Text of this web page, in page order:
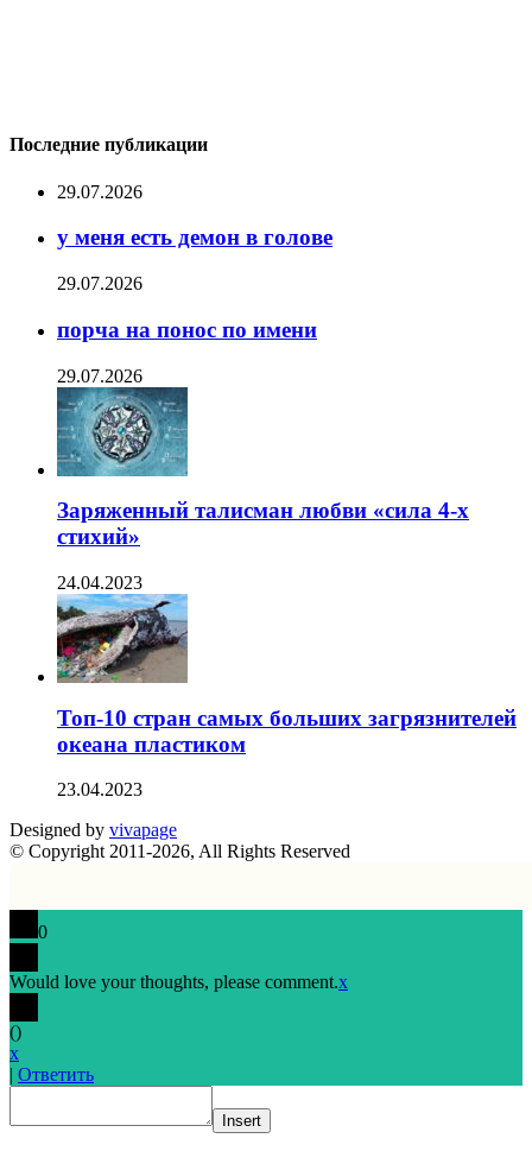
Последние публикации
29.07.2026
у меня есть демон в голове
29.07.2026
порча на понос по имени
29.07.2026
Заряженный талисман любви «сила 4-х
стихий»
24.04.2023
Топ-10 стран самых больших загрязнителей
океана пластиком
23.04.2023
Designed by vivapage
© Copyright 2011-2026, All Rights Reserved
0
Would love your thoughts, please comment.x
()
x
| Ответить
Insert